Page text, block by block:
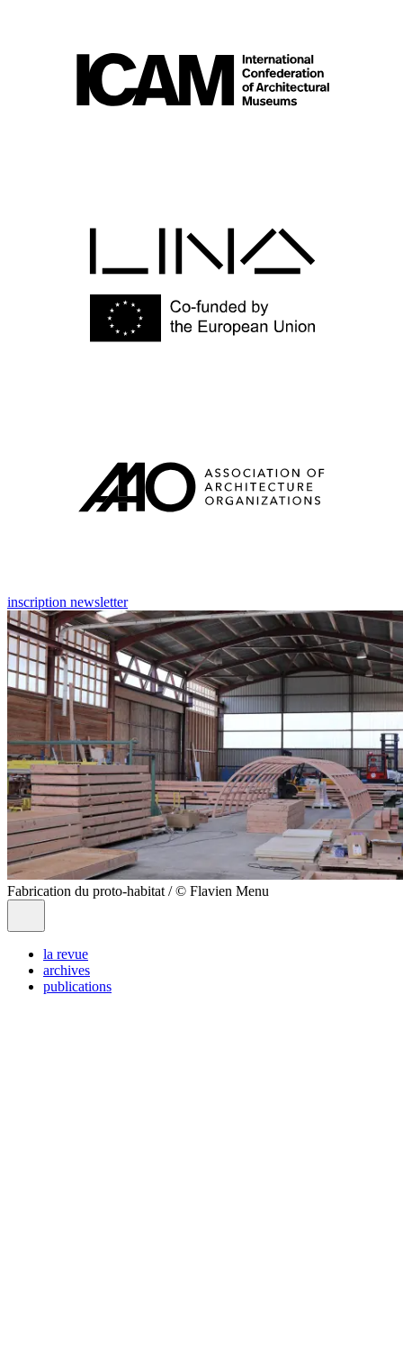
inscription newsletter
Fabrication du proto-habitat / © Flavien Menu
la revue
archives
publications